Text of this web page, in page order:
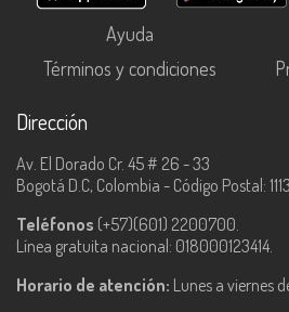
Ayuda
Términos y condiciones
Dirección
Av. El Dorado Cr. 45 # 26 - 33
Bogotá D.C, Colombia - Código Postal:
Teléfonos (+57)(601) 2200700.
Línea gratuita nacional: 018000123414.
Horario de atención: Lunes a viernes